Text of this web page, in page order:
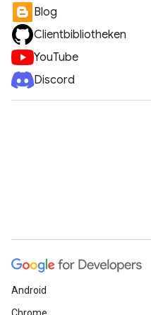
Blog
Clientbibliotheken
YouTube
Discord
Android